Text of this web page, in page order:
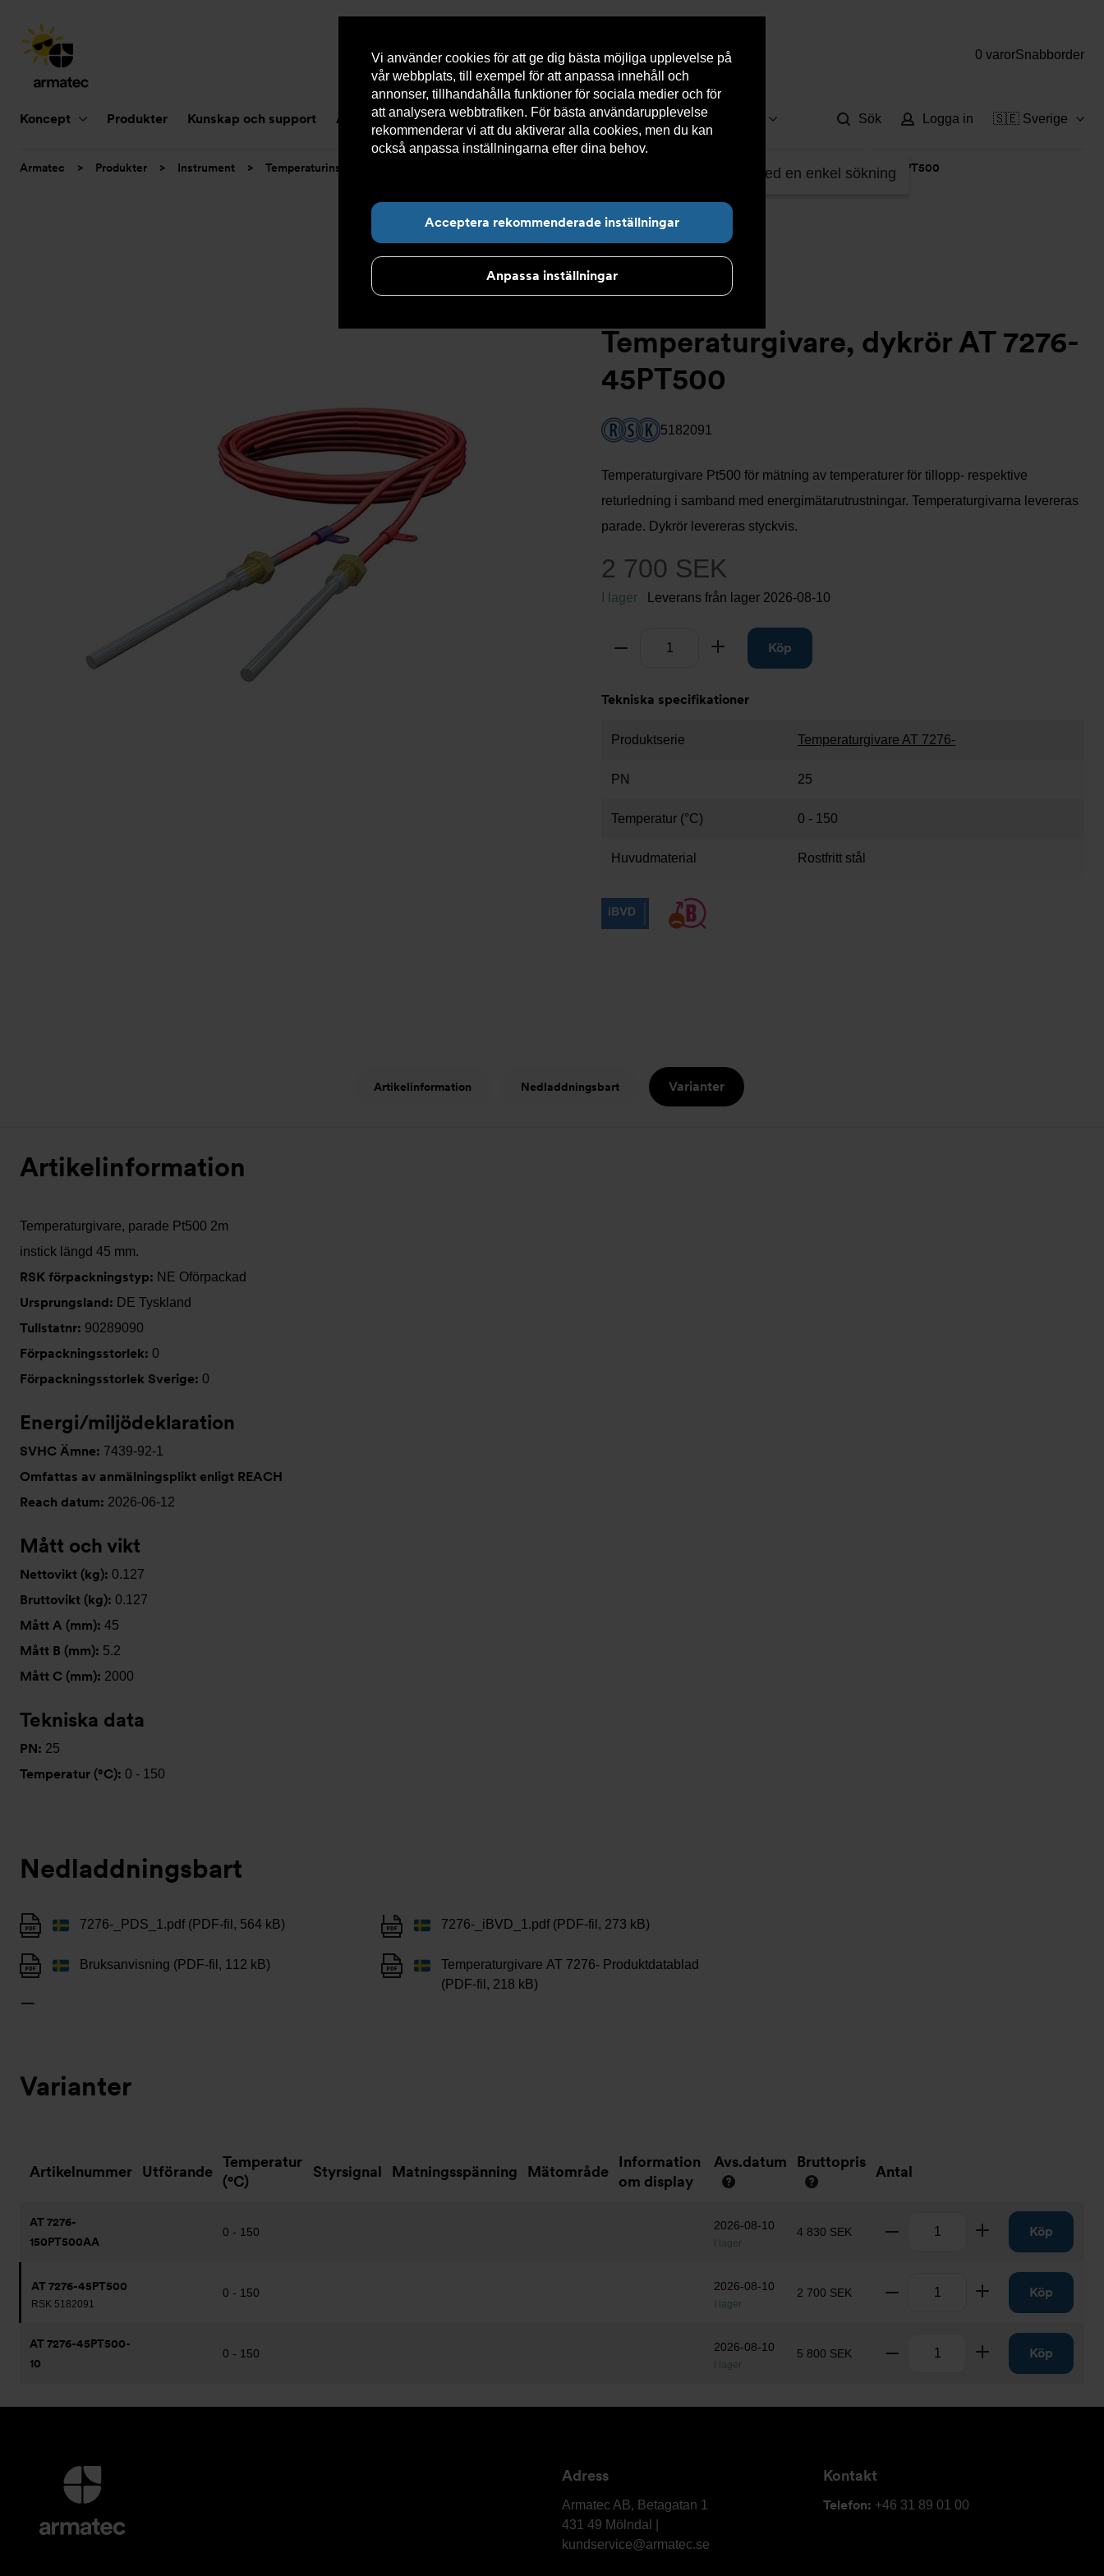
Vi använder cookies för att ge dig bästa möjliga upplevelse på
vår webbplats, till exempel för att anpassa innehåll och
annonser, tillhandahålla funktioner för sociala medier och för
att analysera webbtrafiken. För bästa användarupplevelse
rekommenderar vi att du aktiverar alla cookies, men du kan
också anpassa inställningarna efter dina behov.
Acceptera rekommenderade inställningar
Anpassa inställningar
0 varorSnabborder
Koncept Produkter Kunskap och support Aktuellt Om Armatec Hållbarhet Kontakta oss Kundservice
Hitta det du letar efter med en enkel sökning
Sök Logga in 🇸🇪 Sverige
Du
Armatec > Produkter > Instrument > Temperaturinstrument Temperaturgivare, dykrör AT 7276-45PT500
Temperaturgivare, dykrör AT 7276-
45PT500
5182091
Temperaturgivare Pt500 för mätning av temperaturer för tillopp- respektive
returledning i samband med energimätarutrustningar. Temperaturgivarna levereras
parade. Dykrör levereras styckvis.
2 700 SEK
I lager Leverans från lager 2026-08-10
Ta bort Lägg tillKöp
Tekniska specifikationer
Produktserie Temperaturgivare AT 7276-
PN 25
Temperatur (°C) 0 - 150
Huvudmaterial Rostfritt stål
Artikelinformation Nedladdningsbart Varianter
Artikelinformation
Temperaturgivare, parade Pt500 2m
instick längd 45 mm.
RSK förpackningstyp: NE Oförpackad
Ursprungsland: DE Tyskland
Tullstatnr: 90289090
Förpackningsstorlek: 0
Förpackningsstorlek Sverige: 0
Energi/miljödeklaration
SVHC Ämne: 7439-92-1
Omfattas av anmälningsplikt enligt REACH
Reach datum: 2026-06-12
Mått och vikt
Nettovikt (kg): 0.127
Bruttovikt (kg): 0.127
Mått A (mm): 45
Mått B (mm): 5.2
Mått C (mm): 2000
Tekniska data
PN: 25
Temperatur (°C): 0 - 150
Nedladdningsbart
7276-_PDS_1.pdf (PDF-fil, 564 kB)
Bruksanvisning (PDF-fil, 112 kB)
7276-_iBVD_1.pdf (PDF-fil, 273 kB)
Temperaturgivare AT 7276- Produktdatablad
(PDF-fil, 218 kB)
Varianter
Artikelnummer Utförande
Temperatur
(°C)
Styrsignal Matningsspänning Mätområde
Information
om display
Avs.datum Bruttopris
Antal
AT 7276-
150PT500AA
0 - 150 2026-08-10
I lager
4 830 SEK Ta bort Lägg tillKöp
AT 7276-45PT500
RSK 5182091
0 - 150 2026-08-10
I lager
2 700 SEK Ta bort Lägg tillKöp
AT 7276-45PT500-
10
0 - 150 2026-08-10
I lager
5 800 SEK Ta bort Lägg tillKöp
Ytterligare
information
kontaktuppgifter
Adress
Armatec
Armatec AB, Betagatan 1
431 49 Mölndal |
kundservice@armatec.se
Kontakt
Telefon: +46 31 89 01 00